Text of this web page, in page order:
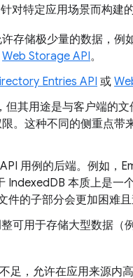
对特定应用场景而构建的
存储极少量的数据，例
Web Storage API。
Entries API 或
但其用途是与客户端的
。这种不同的侧重点带
用例的后端。例如，
IndexedDB 本质上是一
的子部分会更加困难且
可用于存储大型数据（
，允许在应用来源内